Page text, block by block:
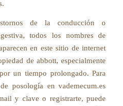
de la conducción o
todos los nombres de
en este sitio de internet
de abbott, especialmente
un tiempo prolongado. Para
posología en vademecum.es
y clave o registrarte, puede